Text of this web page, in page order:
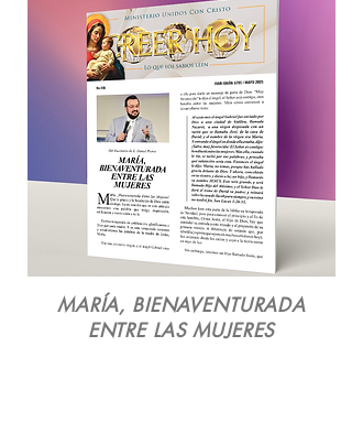
MARÍA, BIENAVENTURADA
ENTRE LAS MUJERES